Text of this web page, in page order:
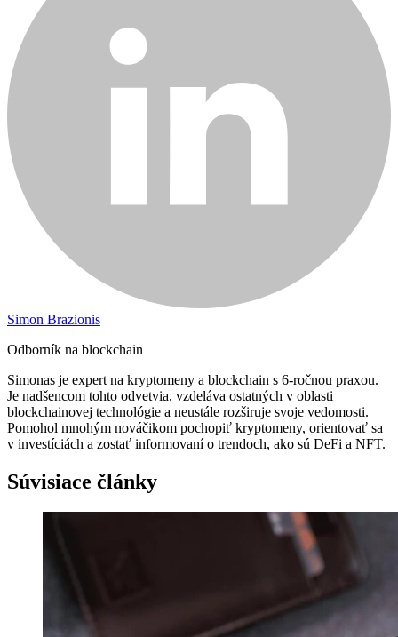
Simon Brazionis
Odborník na blockchain
Simonas je expert na kryptomeny a blockchain s 6-ročnou praxou.
Je nadšencom tohto odvetvia, vzdeláva ostatných v oblasti
blockchainovej technológie a neustále rozširuje svoje vedomosti.
Pomohol mnohým nováčikom pochopiť kryptomeny, orientovať sa
v investíciách a zostať informovaní o trendoch, ako sú DeFi a NFT.
Súvisiace články